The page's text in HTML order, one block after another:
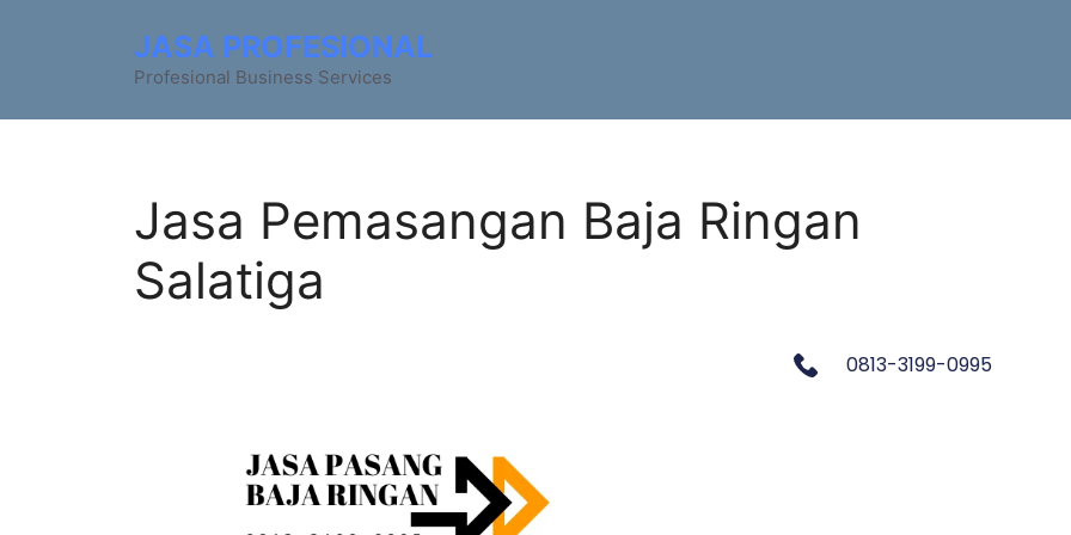
JASA PROFESIONAL
Profesional Business Services
Jasa Pemasangan Baja Ringan
Salatiga
0813-3199-0995